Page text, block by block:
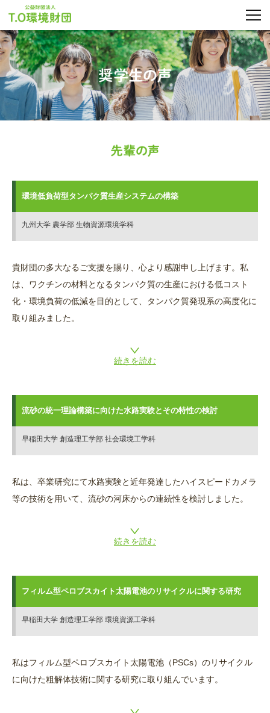
環境低負荷型タンパク質生産システムの構築
九州大学 農学部 生物資源環境学科
貴財団の多大なるご支援を賜り、心より感謝申し上げます。私
は、ワクチンの材料となるタンパク質の生産における低コスト
化・環境負荷の低減を目的として、タンパク質発現系の高度化に
取り組みました。
続きを読む
流砂の統一理論構築に向けた水路実験とその特性の検討
早稲田大学 創造理工学部 社会環境工学科
私は、卒業研究にて水路実験と近年発達したハイスピードカメラ
等の技術を用いて、流砂の河床からの連続性を検討しました。
続きを読む
フィルム型ペロブスカイト太陽電池のリサイクルに関する研究
早稲田大学 創造理工学部 環境資源工学科
私はフィルム型ペロブスカイト太陽電池（PSCs）のリサイクル
に向けた粗解体技術に関する研究に取り組んでいます。